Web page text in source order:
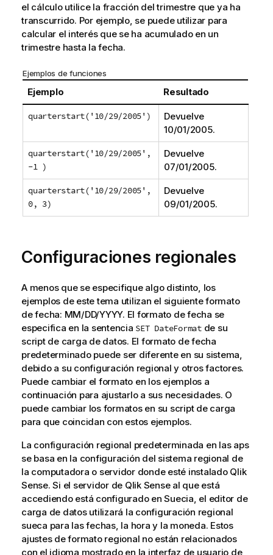
el cálculo utilice la fracción del trimestre que ya ha
transcurrido. Por ejemplo, se puede utilizar para
calcular el interés que se ha acumulado en un
trimestre hasta la fecha.
Ejemplos de funciones
Ejemplo Resultado
quarterstart('10/29/2005')
Devuelve
10/01/2005.
quarterstart('10/29/2005',
-1 )
Devuelve
07/01/2005.
quarterstart('10/29/2005',
0, 3)
Devuelve
09/01/2005.
Configuraciones regionales
A menos que se especifique algo distinto, los
ejemplos de este tema utilizan el siguiente formato
de fecha: MM/DD/YYYY. El formato de fecha se
especifica en la sentencia SET DateFormatde su
script de carga de datos. El formato de fecha
predeterminado puede ser diferente en su sistema,
debido a su configuración regional y otros factores.
Puede cambiar el formato en los ejemplos a
continuación para ajustarlo a sus necesidades. O
puede cambiar los formatos en su script de carga
para que coincidan con estos ejemplos.
La configuración regional predeterminada en las aps
se basa en la configuración del sistema regional de
la computadora o servidor donde esté instalado Qlik
Sense. Si el servidor de Qlik Senseal que está
accediendo está configurado en Suecia, el editor de
carga de datos utilizará la configuración regional
sueca para las fechas, la hora y la moneda. Estos
ajustes de formato regional no están relacionados
con el idioma mostrado en la interfaz de usuario de